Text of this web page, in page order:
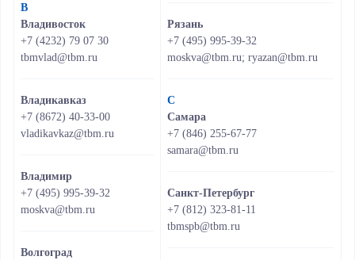
В
Владивосток
+7 (4232) 79 07 30
tbmvlad@tbm.ru
Владикавказ
+7 (8672) 40-33-00
vladikavkaz@tbm.ru
Владимир
+7 (495) 995-39-32
moskva@tbm.ru
Волгоград
Рязань
+7 (495) 995-39-32
moskva@tbm.ru; ryazan@tbm.ru
С
Самара
+7 (846) 255-67-77
samara@tbm.ru
Санкт-Петербург
+7 (812) 323-81-11
tbmspb@tbm.ru